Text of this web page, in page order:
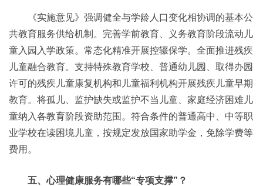
《实施意见》强调健全与学龄人口变化相协调的基本公
共教育服务供给机制。完善学前教育、义务教育阶段流动儿
童入园入学政策。常态化精准开展控辍保学。全面推进残疾
儿童融合教育。支持特殊教育学校、普通幼儿园、取得办园
许可的残疾儿童康复机构和儿童福利机构开展残疾儿童早期
教育。将孤儿、监护缺失或监护不当儿童、家庭经济困难儿
童纳入各教育阶段资助范围。符合条件的普通高中、中等职
业学校在读困境儿童，按规定发放国家助学金，免除学费等
费用。
五、心理健康服务有哪些“专项支撑”？